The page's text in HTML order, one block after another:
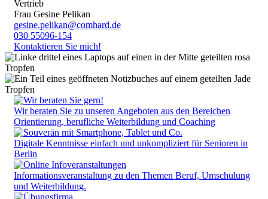
Frau Gesine Pelikan
gesine.pelikan@comhard.de
030 55096-154
Kontaktieren Sie mich!
Wir beraten Sie zu unseren Angeboten aus den Bereichen
Orientierung, berufliche Weiterbildung und Coaching
Digitale Kenntnisse einfach und unkompliziert für Senioren in
Berlin
Informationsveranstaltung zu den Themen Beruf, Umschulung
und Weiterbildung.